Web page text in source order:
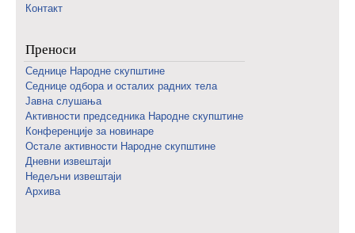
Контакт
Преноси
Седнице Народне скупштине
Седнице одбора и осталих радних тела
Јавна слушања
Активности председника Народне скупштине
Конференције за новинаре
Oстале активности Народне скупштине
Дневни извештаји
Недељни извештаји
Архива